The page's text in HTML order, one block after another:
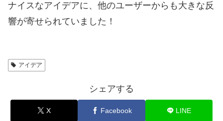
ナイスなアイデアに、他のユーザーからも大きな反
響が寄せられていました！
アイデア
シェアする
X Facebook LINE